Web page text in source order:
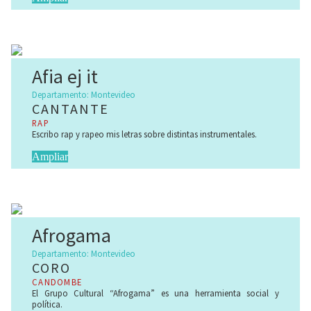
con Jarabe Blues, como actriz.
Participó en actividad publicitaria como cantante y locutora.
Afia ej it
Departamento: Montevideo
CANTANTE
RAP
Escribo rap y rapeo mis letras sobre distintas instrumentales.
Ampliar
Afrogama
Departamento: Montevideo
CORO
CANDOMBE
El Grupo Cultural “Afrogama” es una herramienta social y
política.